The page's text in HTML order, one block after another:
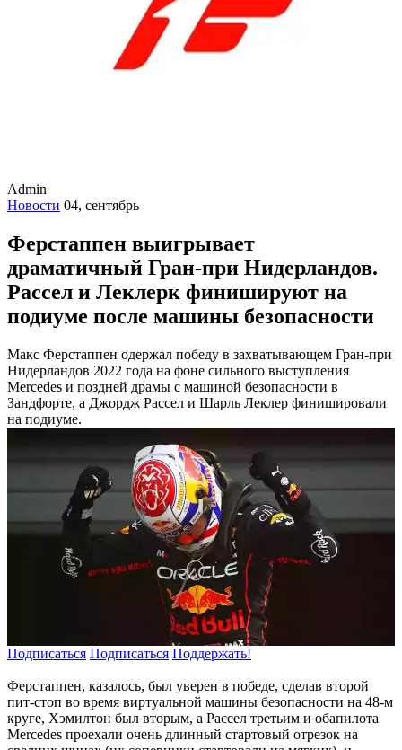
Admin
Новости 04, сентябрь
Ферстаппен выигрывает
драматичный Гран-при Нидерландов.
Рассел и Леклерк финишируют на
подиуме после машины безопасности
Макс Ферстаппен одержал победу в захватывающем Гран-при
Нидерландов 2022 года на фоне сильного выступления
Mercedes и поздней драмы с машиной безопасности в
Зандфорте, а Джордж Рассел и Шарль Леклер финишировали
на подиуме.
Подписаться Подписаться Поддержать!
Ферстаппен, казалось, был уверен в победе, сделав второй
пит-стоп во время виртуальной машины безопасности на 48-м
круге, Хэмилтон был вторым, а Рассел третьим и обапилота
Mercedes проехали очень длинный стартовый отрезок на